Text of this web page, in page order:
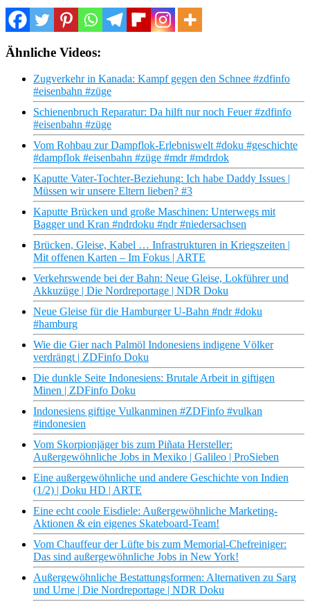
Ähnliche Videos:
Zugverkehr in Kanada: Kampf gegen den Schnee #zdfinfo
#eisenbahn #züge
Schienenbruch Reparatur: Da hilft nur noch Feuer #zdfinfo
#eisenbahn #züge
Vom Rohbau zur Dampflok-Erlebniswelt #doku #geschichte
#dampflok #eisenbahn #züge #mdr #mdrdok
Kaputte Vater-Tochter-Beziehung: Ich habe Daddy Issues |
Müssen wir unsere Eltern lieben? #3
Kaputte Brücken und große Maschinen: Unterwegs mit
Bagger und Kran #ndrdoku #ndr #niedersachsen
Brücken, Gleise, Kabel … Infrastrukturen in Kriegszeiten |
Mit offenen Karten – Im Fokus | ARTE
Verkehrswende bei der Bahn: Neue Gleise, Lokführer und
Akkuzüge | Die Nordreportage | NDR Doku
Neue Gleise für die Hamburger U-Bahn #ndr #doku
#hamburg
Wie die Gier nach Palmöl Indonesiens indigene Völker
verdrängt | ZDFinfo Doku
Die dunkle Seite Indonesiens: Brutale Arbeit in giftigen
Minen | ZDFinfo Doku
Indonesiens giftige Vulkanminen #ZDFinfo #vulkan
#indonesien
Vom Skorpionjäger bis zum Piñata Hersteller:
Außergewöhnliche Jobs in Mexiko | Galileo | ProSieben
Eine außergewöhnliche und andere Geschichte von Indien
(1/2) | Doku HD | ARTE
Eine echt coole Eisdiele: Außergewöhnliche Marketing-
Aktionen & ein eigenes Skateboard-Team!
Vom Chauffeur der Lüfte bis zum Memorial-Chefreiniger:
Das sind außergewöhnliche Jobs in New York!
Außergewöhnliche Bestattungsformen: Alternativen zu Sarg
und Urne | Die Nordreportage | NDR Doku